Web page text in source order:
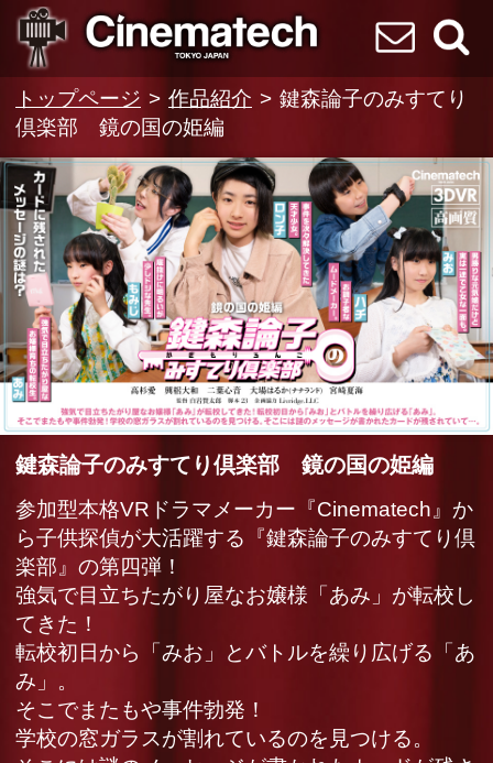
VR専門 短編映画
お問い合わせ
トップページ
倶楽部 鏡の国の姫編
鍵森論子のみすてり倶楽部 鏡の国の姫編
参加型本格VRドラマメーカー『Cinematech』か
ら子供探偵が大活躍する『鍵森論子のみすてり倶
楽部』の第四弾！
強気で目立ちたがり屋なお嬢様「あみ」が転校し
転校初日から「みお」とバトルを繰り広げる「あ
そこでまたもや事件勃発！
学校の窓ガラスが割れているのを見つける。
そこには謎のメッセージが書かれたカードが残さ
れていて…。
頭脳明晰な探偵「ロン子」と今日が誕生日「ハ
チ」が謎に挑む！
商品コー
ド
CINEMA021
収録時間
発売日
2021年05月21日
レーベル
-